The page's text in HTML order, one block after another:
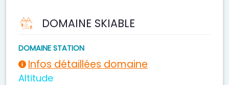
DOMAINE SKIABLE
DOMAINE STATION
Infos détaillées domaine
Altitude